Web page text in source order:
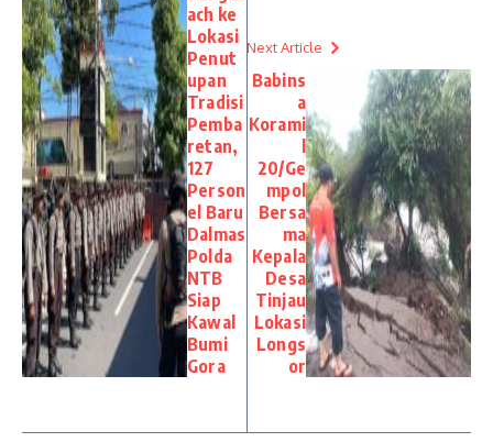
ach ke
Lokasi
Penut
upan
Tradisi
Pemba
retan,
127
Person
el Baru
Dalmas
Polda
NTB
Siap
Kawal
Bumi
Gora
Next Article
Babins
a
Korami
20/Ge
mpol
Bersa
ma
Kepala
Desa
Tinjau
Lokasi
Longs
or